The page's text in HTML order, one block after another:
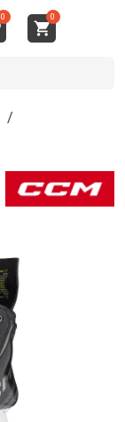
0 0
/